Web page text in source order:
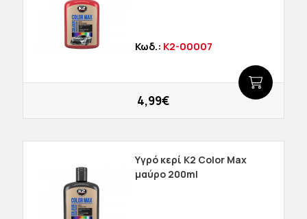
Κωδ.: K2-00007
4,99€
Υγρό κερί K2 Color Max
μαύρο 200ml